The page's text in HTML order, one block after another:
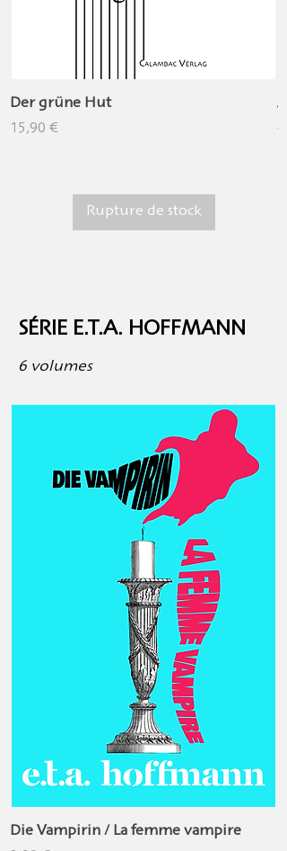
Der grüne Hut
Prix
15,90 €
Rupture de stock
/
SÉRIE E.T.A. HOFFMANN
6 volumes
Die Vampirin / La femme vampire